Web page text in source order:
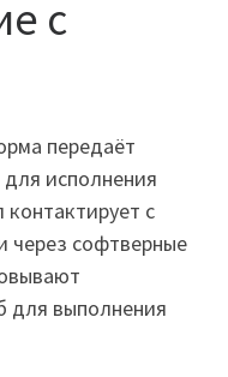
с
передаёт
исполнения
с
через софтверные
для выполнения